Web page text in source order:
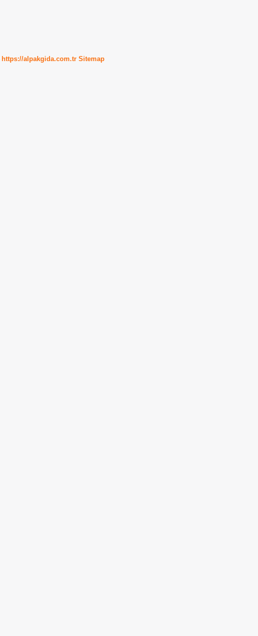
https://alpakgida.com.tr Sitemap